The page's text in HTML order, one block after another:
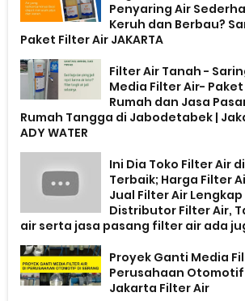
Penyaring Air
Keruh dan Berbau?
Paket Filter Air JAKARTA
Filter Air Tanah -
Media Filter Air-
Rumah dan Jasa
Rumah Tangga di Jabodetabek |
ADY WATER
Ini Dia Toko Filter Air
Terbaik; Harga Filter
Jual Filter Air
Distributor Filter Air,
air serta jasa pasang filter air ada
Proyek Ganti Media
Perusahaan Otomotif
Jakarta Filter Air